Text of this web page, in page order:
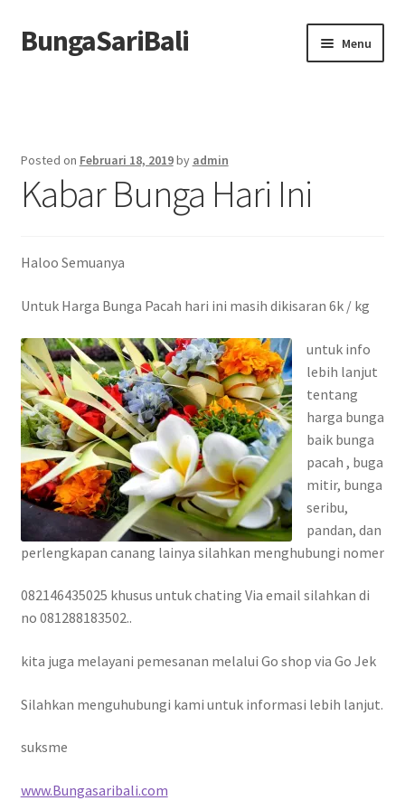
Skip
to
Skip
to
BungaSariBali Menu
Order
Posted on Februari 18, 2019by admin
Kabar Bunga Hari Ini
Haloo Semuanya
Untuk Harga Bunga Pacah hari ini masih dikisaran 6k / kg
untuk info
lebih lanjut
tentang
harga bunga
baik bunga
pacah , buga
mitir, bunga
seribu,
pandan, dan
perlengkapan canang lainya silahkan menghubungi nomer
082146435025 khusus untuk chating Via email silahkan di
no 081288183502..
kita juga melayani pemesanan melalui Go shop via Go Jek
Silahkan menguhubungi kami untuk informasi lebih lanjut.
suksme
www.Bungasaribali.com